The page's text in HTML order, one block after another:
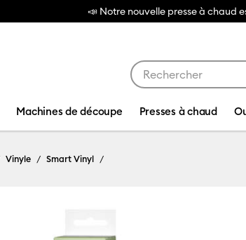
📣 Notre nouvelle presse à chaud
Machines de découpe Presses à chaud
Vinyle Smart Vinyl